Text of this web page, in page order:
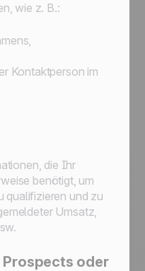
wie z. B.:
Kontaktperson im
die Ihr
benötigt, um
qualifizieren und zu
Umsatz,
Prospects oder